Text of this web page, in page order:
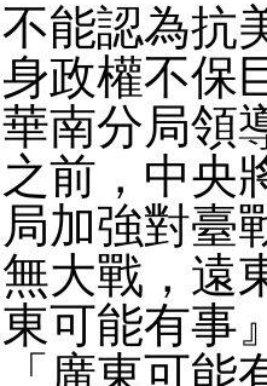
不能認為抗
身政權不保
華南分局領
之前，中央
局加強對臺
無大戰，遠
東可能有事
「廣東可